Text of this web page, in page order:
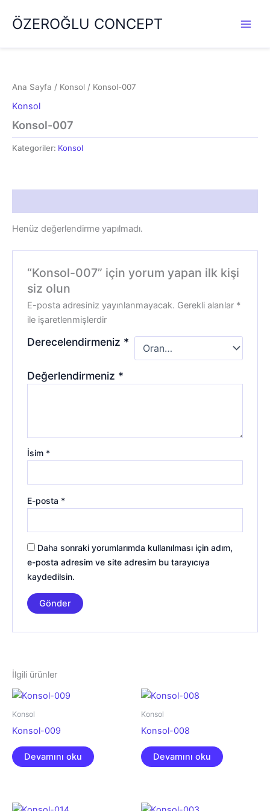
atlaÖZEROĞLU CONCEPT
Ana Sayfa / Konsol / Konsol-007
Konsol
Konsol-007
Kategoriler: Konsol
Henüz değerlendirme yapılmadı.
“Konsol-007” için yorum yapan ilk kişi
siz olun
E-posta adresiniz yayınlanmayacak. Gerekli alanlar *
ile işaretlenmişlerdir
Derecelendirmeniz *
Değerlendirmeniz *
İsim *
E-posta *
Daha sonraki yorumlarımda kullanılması için adım,
e-posta adresim ve site adresim bu tarayıcıya
kaydedilsin.
İlgili ürünler
Konsol
Konsol-009
Devamını oku
Konsol
Konsol-008
Devamını oku